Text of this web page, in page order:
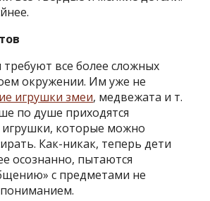
требуют все более сложных
окружении. Им уже не
игрушки змеи, медвежата и т.
по душе приходятся
игрушки, которые можно
Как-никак, теперь дети
осознанно, пытаются
с предметами не